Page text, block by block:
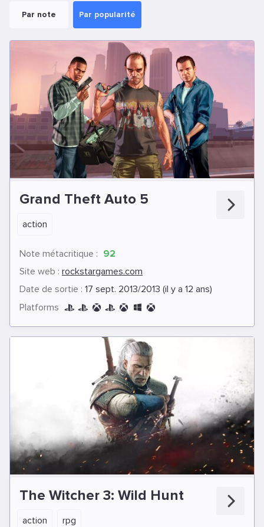
Par note Par popularité
Grand Theft Auto 5
action
Note métacritique : 92
Site web : rockstargames.com
Date de sortie : 17 sept. 2013/2013 (il y a 12 ans)
Platforms
The Witcher 3: Wild Hunt
action rpg